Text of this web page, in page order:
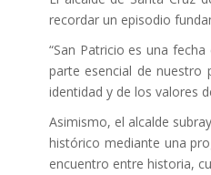
recordar un episodio
“San Patricio es una
parte esencial de nuestro
identidad y de los valores
Asimismo, el alcalde
histórico mediante una
encuentro entre historia,